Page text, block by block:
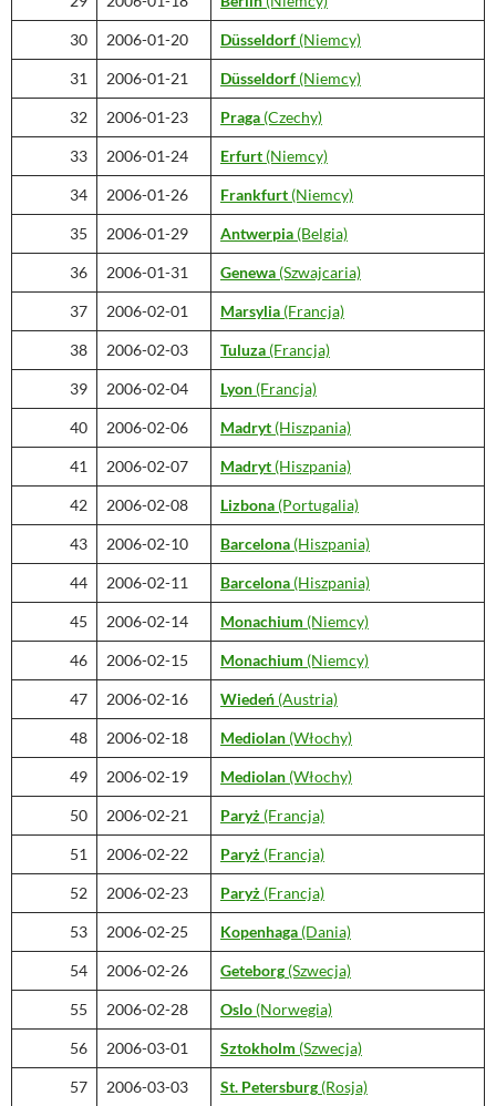
30 2006-01-20 Düsseldorf (Niemcy)
31 2006-01-21 Düsseldorf (Niemcy)
32 2006-01-23 Praga (Czechy)
33 2006-01-24 Erfurt (Niemcy)
34 2006-01-26 Frankfurt (Niemcy)
35 2006-01-29 Antwerpia (Belgia)
36 2006-01-31 Genewa (Szwajcaria)
37 2006-02-01 Marsylia (Francja)
38 2006-02-03 Tuluza (Francja)
39 2006-02-04 Lyon (Francja)
40 2006-02-06 Madryt (Hiszpania)
41 2006-02-07 Madryt (Hiszpania)
42 2006-02-08 Lizbona (Portugalia)
43 2006-02-10 Barcelona (Hiszpania)
44 2006-02-11 Barcelona (Hiszpania)
45 2006-02-14 Monachium (Niemcy)
46 2006-02-15 Monachium (Niemcy)
47 2006-02-16 Wiedeń (Austria)
48 2006-02-18 Mediolan (Włochy)
49 2006-02-19 Mediolan (Włochy)
50 2006-02-21 Paryż (Francja)
51 2006-02-22 Paryż (Francja)
52 2006-02-23 Paryż (Francja)
53 2006-02-25 Kopenhaga (Dania)
54 2006-02-26 Geteborg (Szwecja)
55 2006-02-28 Oslo (Norwegia)
56 2006-03-01 Sztokholm (Szwecja)
57 2006-03-03 St. Petersburg (Rosja)